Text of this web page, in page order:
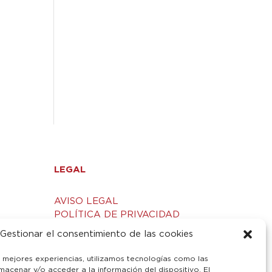
Gestionar el consentimiento de las cookies
experiencias, utilizamos tecnologías como las
y/o acceder a la información del dispositivo. El
LEGAL
AVISO LEGAL
POLÍTICA DE PRIVACIDAD